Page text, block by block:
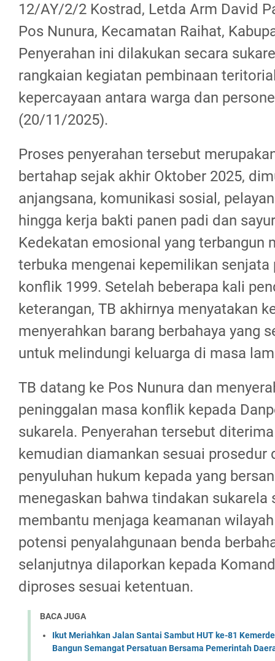
12/AY/2/2 Kostrad, Letda Arm David
Pos Nunura, Kecamatan Raihat,
Penyerahan ini dilakukan secara
rangkaian kegiatan pembinaan
kepercayaan antara warga dan
(20/11/2025).
Proses penyerahan tersebut
bertahap sejak akhir Oktober 2025,
anjangsana, komunikasi sosial,
hingga kerja bakti panen padi dan
Kedekatan emosional yang terbangun
terbuka mengenai kepemilikan senjata
konflik 1999. Setelah beberapa kali
keterangan, TB akhirnya menyatakan
menyerahkan barang berbahaya yang
untuk melindungi keluarga di masa
TB datang ke Pos Nunura dan
peninggalan masa konflik kepada
sukarela. Penyerahan tersebut
kemudian diamankan sesuai prosedur
penyuluhan hukum kepada yang
menegaskan bahwa tindakan sukarela
membantu menjaga keamanan
potensi penyalahgunaan benda
selanjutnya dilaporkan kepada
diproses sesuai ketentuan.
BACA JUGA
Ikut Meriahkan Jalan Santai Sambut HUT ke-81
Bangun Semangat Persatuan Bersama Pemerintah